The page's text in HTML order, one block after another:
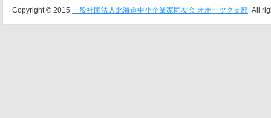
Copyright © 2015 一般社団法人北海道中小企業家同友会 オホーツク支部. All